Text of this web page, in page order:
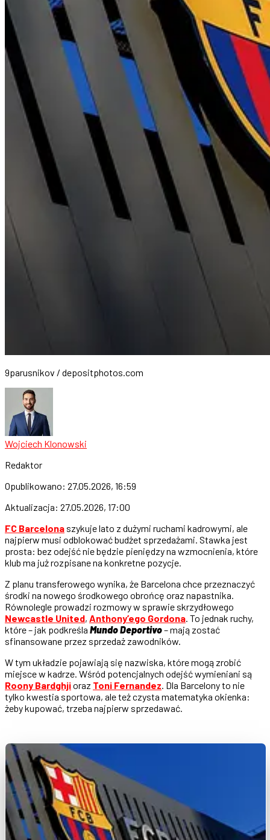
9parusnikov / depositphotos.com
Wojciech Klonowski
Redaktor
Opublikowano: 27.05.2026, 16:59
Aktualizacja: 27.05.2026, 17:00
FC Barcelona szykuje lato z dużymi ruchami kadrowymi, ale
najpierw musi odblokować budżet sprzedażami. Stawka jest
prosta: bez odejść nie będzie pieniędzy na wzmocnienia, które
klub ma już rozpisane na konkretne pozycje.
Z planu transferowego wynika, że Barcelona chce przeznaczyć
środki na nowego środkowego obrońcę oraz napastnika.
Równolegle prowadzi rozmowy w sprawie skrzydłowego
Newcastle United, Anthony’ego Gordona. To jednak ruchy,
które – jak podkreśla Mundo Deportivo– mają zostać
sfinansowane przez sprzedaż zawodników.
W tym układzie pojawiają się nazwiska, które mogą zrobić
miejsce w kadrze. Wśród potencjalnych odejść wymieniani są
Roony Bardghjioraz Toni Fernandez. Dla Barcelony to nie
tylko kwestia sportowa, ale też czysta matematyka okienka:
żeby kupować, trzeba najpierw sprzedawać.